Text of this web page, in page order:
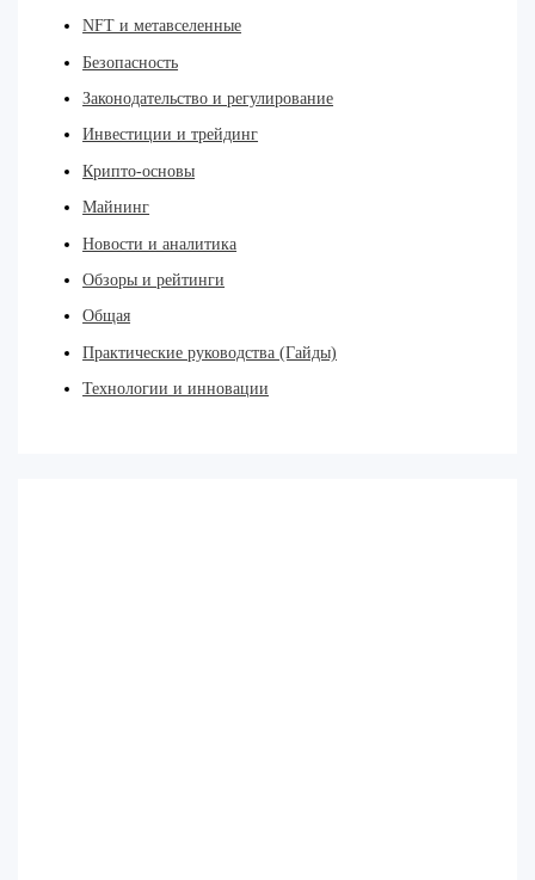
NFT и метавселенные
Безопасность
Законодательство и регулирование
Инвестиции и трейдинг
Крипто-основы
Майнинг
Новости и аналитика
Обзоры и рейтинги
Общая
Практические руководства (Гайды)
Технологии и инновации